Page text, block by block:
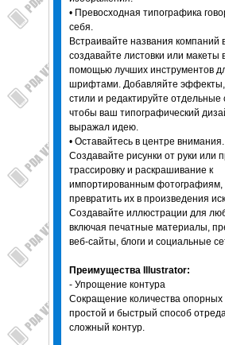
• Превосходная типографика
себя.
Встраивайте названия компаний
создавайте листовки или макеты
помощью лучших инструментов
шрифтами. Добавляйте
стили и редактируйте отдельные
чтобы ваш типографический
выражал идею.
• Оставайтесь в центре внимания.
Создавайте рисунки от руки или
трассировку и раскрашивание к
импортированным фотографиям,
превратить их в произведения
Создавайте иллюстрации для
включая печатные материалы,
веб-сайты, блоги и социальные
Преимущества Illustrator:
- Упрощение контура
Сокращение количества
простой и быстрый способ
сложный контур.